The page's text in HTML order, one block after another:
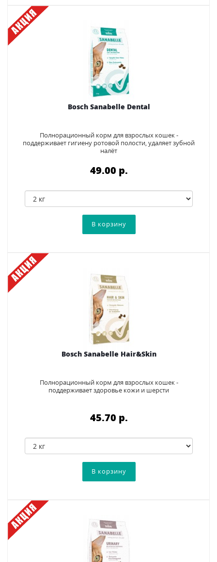
Bosch Sanabelle Dental
Полнорационный корм для взрослых кошек -
поддерживает гигиену ротовой полости, удаляет зубной
налёт
49.00 p.
Bosch Sanabelle Hair&Skin
Полнорационный корм для взрослых кошек -
поддерживает здоровье кожи и шерсти
45.70 p.